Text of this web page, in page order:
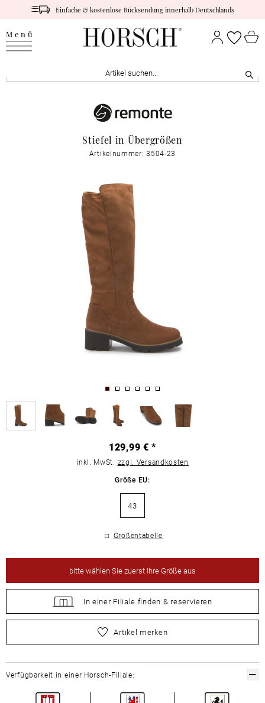
Einfache & kostenlose Rücksendung innerhalb Deutschlands
Menü
Stiefel in Übergrößen
Artikelnummer: 3504-23
129,99 € *
inkl. MwSt. zzgl. Versandkosten
Größe EU:
43
Größentabelle
bittewählen Sie zuerst Ihre Größe aus
In einer Filiale finden & reservieren
wählen Sie zuerst Ihre Größe aus
Artikel merken
Verfügbarkeit in einer Horsch-Filiale: